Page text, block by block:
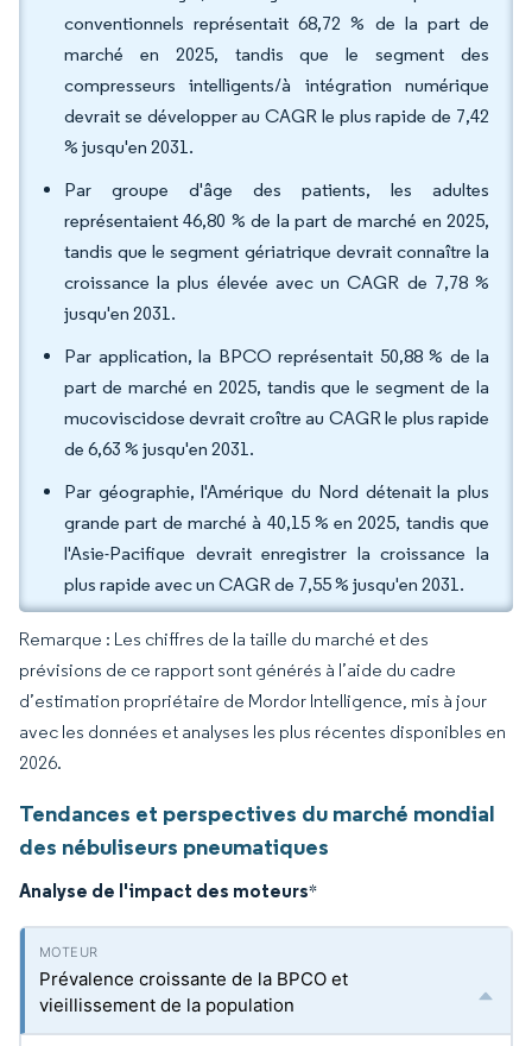
conventionnels représentait 68,72 % de la part de
marché en 2025, tandis que le segment des
compresseurs intelligents/à intégration numérique
devrait se développer au CAGR le plus rapide de 7,42
% jusqu'en 2031.
Par groupe d'âge des patients, les adultes
représentaient 46,80 % de la part de marché en 2025,
tandis que le segment gériatrique devrait connaître la
croissance la plus élevée avec un CAGR de 7,78 %
jusqu'en 2031.
Par application, la BPCO représentait 50,88 % de la
part de marché en 2025, tandis que le segment de la
mucoviscidose devrait croître au CAGR le plus rapide
de 6,63 % jusqu'en 2031.
Par géographie, l'Amérique du Nord détenait la plus
grande part de marché à 40,15 % en 2025, tandis que
l'Asie-Pacifique devrait enregistrer la croissance la
plus rapide avec un CAGR de 7,55 % jusqu'en 2031.
Remarque : Les chiffres de la taille du marché et des
prévisions de ce rapport sont générés à l’aide du cadre
d’estimation propriétaire de Mordor Intelligence, mis à jour
avec les données et analyses les plus récentes disponibles en
2026.
Tendances et perspectives du marché mondial
des nébuliseurs pneumatiques
Analyse de l'impact des moteurs*
Prévalence croissante de la BPCO et
vieillissement de la population